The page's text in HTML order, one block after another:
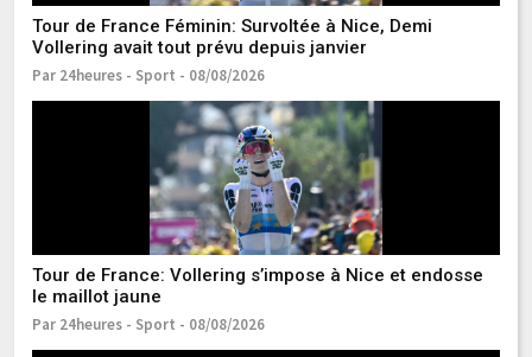
Tour de France Féminin: Survoltée à Nice, Demi
Vollering avait tout prévu depuis janvier
Par 24heures - Sport - 08/08/2026
Tour de France: Vollering s’impose à Nice et endosse
le maillot jaune
Par 24heures - Sport - 08/08/2026